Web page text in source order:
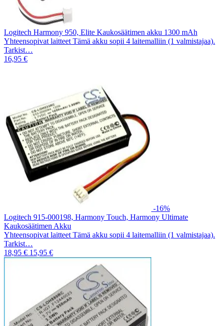
Logitech Harmony 950, Elite Kaukosäätimen akku 1300 mAh
Yhteensopivat laitteet Tämä akku sopii 4 laitemalliin (1 valmistajaa).
Tarkist…
16,95 €
-16%
Logitech 915-000198, Harmony Touch, Harmony Ultimate
Kaukosäätimen Akku
Yhteensopivat laitteet Tämä akku sopii 4 laitemalliin (1 valmistajaa).
Tarkist…
18,95 € 15,95 €